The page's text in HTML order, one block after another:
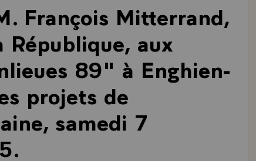
François Mitterrand,
aux
89" à Enghien-
projets de
samedi 7